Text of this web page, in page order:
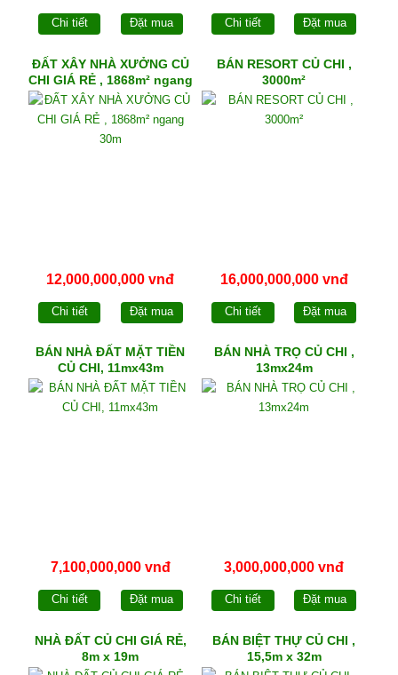
Chi tiết Đặt mua Chi tiết Đặt mua
ĐẤT XÂY NHÀ XƯỞNG CỦ
CHI GIÁ RẺ , 1868m² ngang
30m
12,000,000,000 vnđ
Chi tiết Đặt mua
BÁN RESORT CỦ CHI ,
3000m²
16,000,000,000 vnđ
Chi tiết Đặt mua
BÁN NHÀ ĐẤT MẶT TIỀN
CỦ CHI, 11mx43m
7,100,000,000 vnđ
Chi tiết Đặt mua
BÁN NHÀ TRỌ CỦ CHI ,
13mx24m
3,000,000,000 vnđ
Chi tiết Đặt mua
NHÀ ĐẤT CỦ CHI GIÁ RẺ,
8m x 19m
BÁN BIỆT THỰ CỦ CHI ,
15,5m x 32m